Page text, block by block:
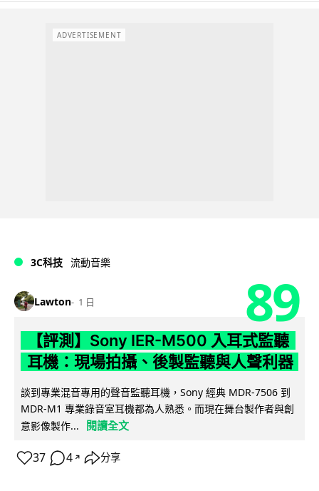
ADVERTISEMENT
3C科技 流動音樂
Lawton 1 日 89
【評測】Sony IER-M500 入耳式監聽
耳機：現場拍攝、後製監聽與人聲利器
談到專業混音專用的聲音監聽耳機，Sony 經典 MDR-7506 到
MDR-M1 專業錄音室耳機都為人熟悉。而現在舞台製作者與創
意影像製作...
閱讀全文
37 4 ↗ 分享